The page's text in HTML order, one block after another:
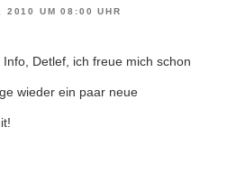
2010 UM 08:00 UHR
Detlef, ich freue mich schon
wieder ein paar neue